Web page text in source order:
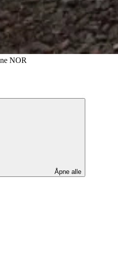
NOR
Åpne alle